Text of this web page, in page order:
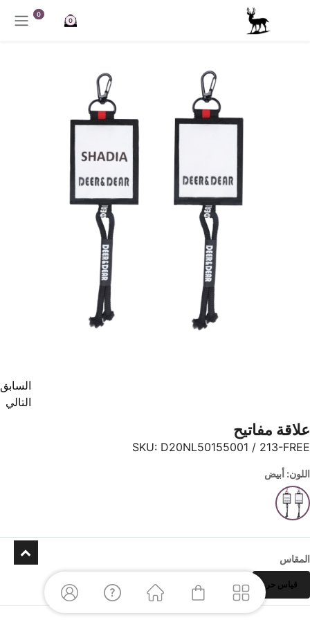
تخطي للذهاب إلى المحتوى
0
0
السابق
التالي
علاقة مفاتيح
SKU: D20NL50155001 / 213-FREE
اللون: أبيض
المقاس
قياس حر